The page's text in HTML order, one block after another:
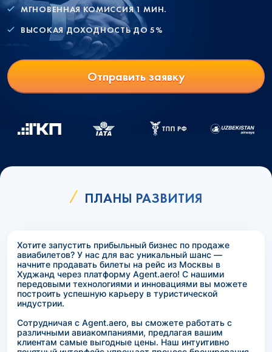
МГНОВЕННАЯ КОМИССИЯ 1 МИН.
ВЫСОКАЯ ДОХОДНОСТЬ ДО 5%
Отправить заявку
ПЛАНЫ РАЗВИТИЯ
Хотите запустить прибыльный бизнес по продаже
авиабилетов? У нас для вас уникальный шанс —
начните продавать билеты на рейс из Москвы в
Худжанд через платформу Agent.aero! С нашими
передовыми технологиями и инновациями вы можете
построить успешную карьеру в туристической
индустрии.
Сотрудничая с Agent.aero, вы сможете работать с
различными авиакомпаниями, предлагая вашим
клиентам самые выгодные цены. Наш интуитивно